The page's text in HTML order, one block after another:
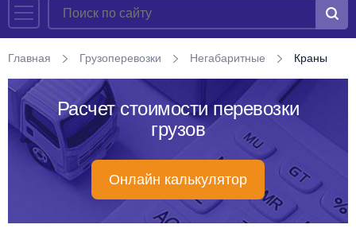
Главная Грузоперевозки Негабаритные Краны
Расчет стоимости перевозки
грузов
Онлайн калькулятор